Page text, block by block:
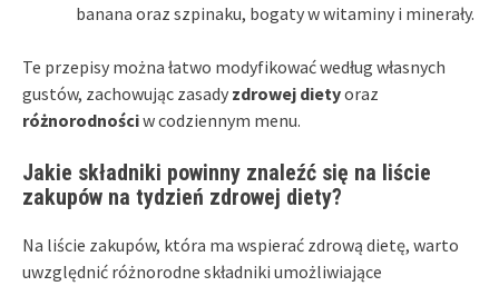
banana oraz szpinaku, bogaty w witaminy i minerały.
Te przepisy można łatwo modyfikować według własnych
gustów, zachowując zasady zdrowej dietyoraz
różnorodnościw codziennym menu.
Jakie składniki powinny znaleźć się na liście
zakupów na tydzień zdrowej diety?
Na liście zakupów, która ma wspierać zdrową dietę, warto
uwzględnić różnorodne składniki umożliwiające